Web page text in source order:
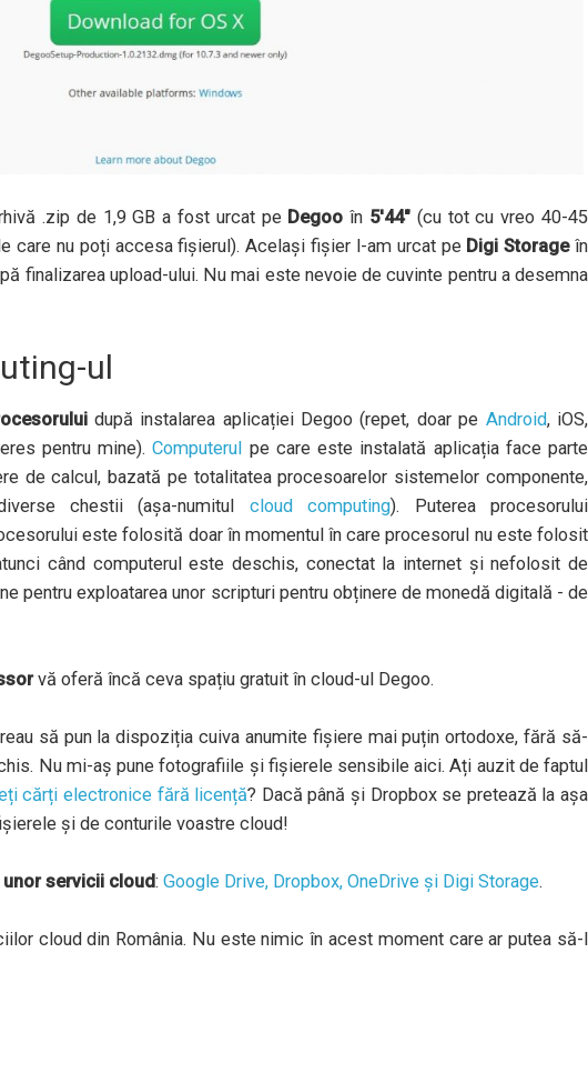
.zip de 1,9 GB a fost urcat pe Degoo în 5'44" (cu tot cu vreo 40-45
care nu poți accesa fișierul). Același fișier l-am urcat pe Digi Storageîn
finalizarea upload-ului. Nu mai este nevoie de cuvinte pentru a desemna
ul
după instalarea aplicației Degoo (repet, doar pe Android, iOS,
pentru mine).Computerul pe care este instalată aplicația face parte
de calcul, bazată pe totalitatea procesoarelor sistemelor componente,
chestii (așa-numitul cloud computing). Puterea procesorului
este folosită doar în momentul în care procesorul nu este folosit
când computerul este deschis, conectat la internet și nefolosit de
pentru exploatarea unor scripturi pentru obținere de monedă digitală - de
vă oferă încă ceva spațiu gratuit în cloud-ul Degoo.
să pun la dispoziția cuiva anumite fișiere mai puțin ortodoxe, fără să-
Nu mi-aș pune fotografiile și fișierele sensibile aici. Ați auzit de faptul
cărți electronice fără licență? Dacă până și Dropbox se pretează la așa
și de conturile voastre cloud!
servicii cloud: Google Drive, Dropbox, OneDrive și Digi Storage.
cloud din România. Nu este nimic în acest moment care ar putea să-l